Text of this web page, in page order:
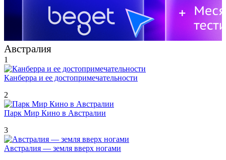
Австралия
1
Канберра и ее достопримечательности
2
Парк Мир Кино в Австралии
3
Австралия — земля вверх ногами